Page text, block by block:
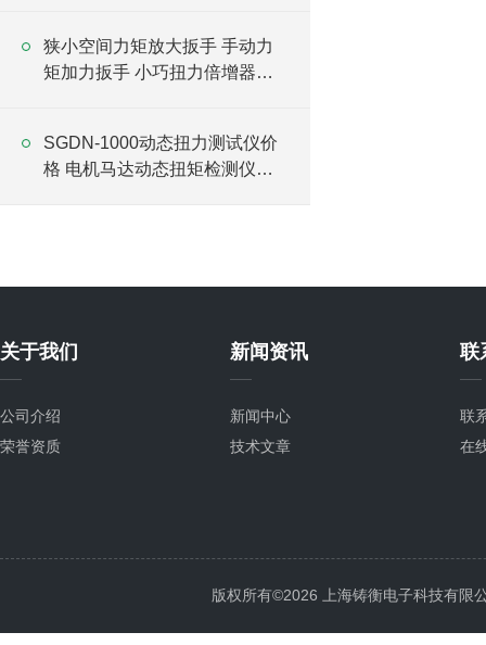
狭小空间力矩放大扳手 手动力
矩加力扳手 小巧扭力倍增器价
SGDN-1000动态扭力测试仪价
格 电机马达动态扭矩检测仪厂
关于我们
公司介绍
荣誉资质
新闻资讯
新闻中心
技术文章
联
联
在
版权所有©2026 上海铸衡电子科技有